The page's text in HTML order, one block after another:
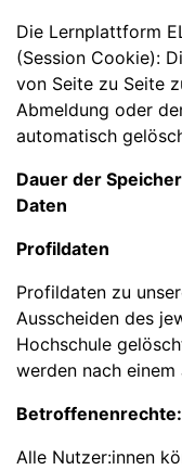
Die Lernplattform
(Session Cookie):
von Seite zu Seite
Abmeldung oder
automatisch
Dauer der
Daten
Profildaten
Profildaten zu
Ausscheiden des
Hochschule
werden nach
Betroffenenrechte:
Alle Nutzer:innen